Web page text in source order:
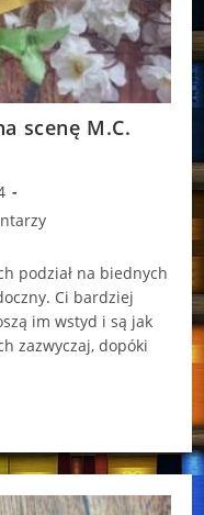
scenę M.C.
podział na biednych
Ci bardziej
im wstyd i są jak
zazwyczaj, dopóki